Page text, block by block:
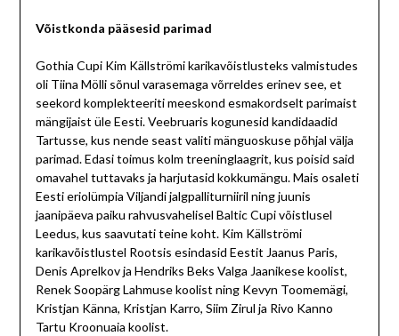
Võistkonda pääsesid parimad
Gothia Cupi Kim Källströmi karikavõistlusteks valmistudes
oli Tiina Mölli sõnul varasemaga võrreldes erinev see, et
seekord komplekteeriti meeskond esmakordselt parimaist
mängijaist üle Eesti. Veebruaris kogunesid kandidaadid
Tartusse, kus nende seast valiti mänguoskuse põhjal välja
parimad. Edasi toimus kolm treeninglaagrit, kus poisid said
omavahel tuttavaks ja harjutasid kokkumängu. Mais osaleti
Eesti eriolümpia Viljandi jalgpalliturniiril ning juunis
jaanipäeva paiku rahvusvahelisel Baltic Cupi võistlusel
Leedus, kus saavutati teine koht. Kim Källströmi
karikavõistlustel Rootsis esindasid Eestit Jaanus Paris,
Denis Aprelkov ja Hendriks Beks Valga Jaanikese koolist,
Renek Soopärg Lahmuse koolist ning Kevyn Toomemägi,
Kristjan Känna, Kristjan Karro, Siim Zirul ja Rivo Kanno
Tartu Kroonuaia koolist.